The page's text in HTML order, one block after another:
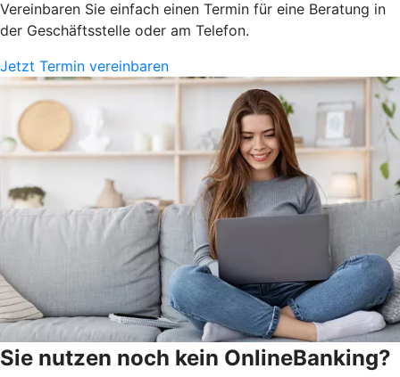
Vereinbaren Sie einfach einen Termin für eine Beratung in
der Geschäftsstelle oder am Telefon.
Jetzt Termin vereinbaren
Sie nutzen noch kein OnlineBanking?